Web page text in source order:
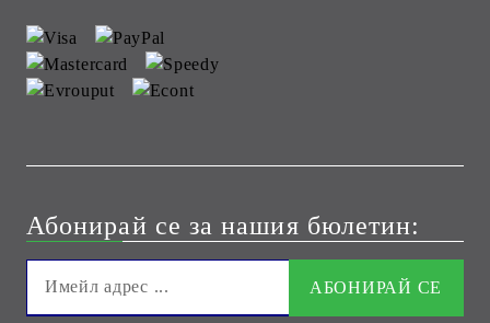
Абонирай се за нашия бюлетин: